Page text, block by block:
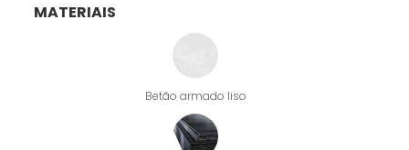
MATERIAIS
Betão armado liso